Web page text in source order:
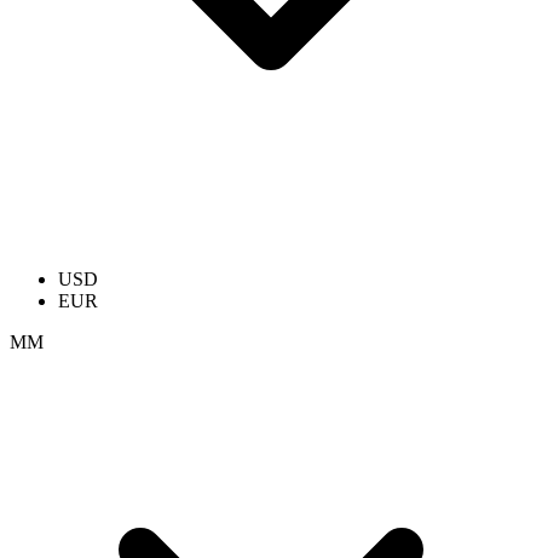
USD
EUR
ММ